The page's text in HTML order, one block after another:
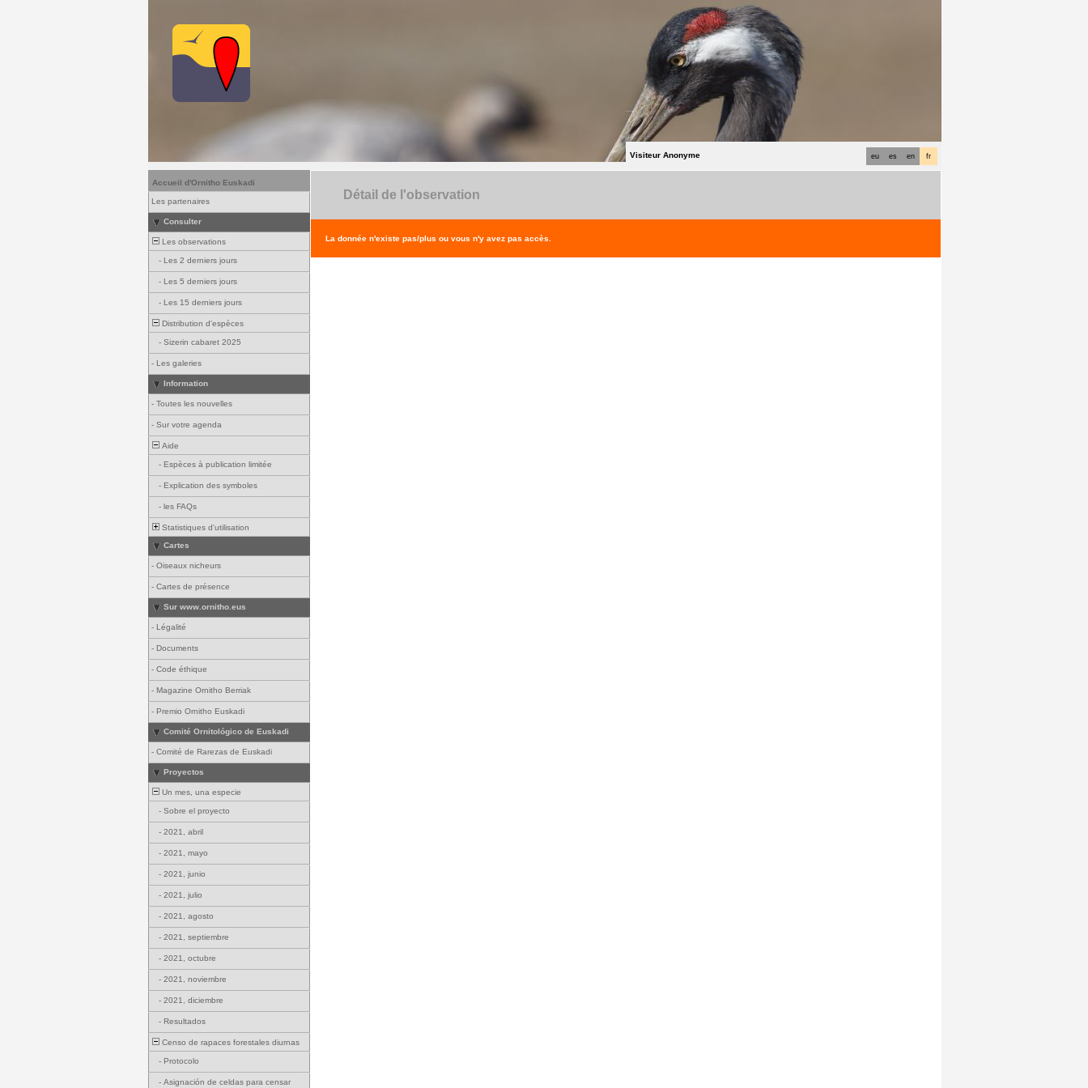
fr
en
es
eu
Visiteur Anonyme
Accueil d'Ornitho Euskadi
Les partenaires
Consulter
Les observations
- Les 2 derniers jours
- Les 5 derniers jours
- Les 15 derniers jours
Distribution d'espèces
- Sizerin cabaret 2025
- Les galeries
Information
- Toutes les nouvelles
- Sur votre agenda
Aide
- Espèces à publication limitée
- Explication des symboles
- les FAQs
Statistiques d'utilisation
Cartes
- Oiseaux nicheurs
- Cartes de présence
Sur www.ornitho.eus
- Légalité
- Documents
- Code éthique
- Magazine Ornitho Berriak
- Premio Ornitho Euskadi
Comité Ornitológico de Euskadi
- Comité de Rarezas de Euskadi
Proyectos
Un mes, una especie
- Sobre el proyecto
- 2021, abril
- 2021, mayo
- 2021, junio
- 2021, julio
- 2021, agosto
- 2021, septiembre
- 2021, octubre
- 2021, noviembre
- 2021, diciembre
- Resultados
Censo de rapaces forestales diurnas
- Protocolo
- Asignación de celdas para censar
Détail de l'observation
La donnée n'existe pas/plus ou vous n'y avez pas accès.